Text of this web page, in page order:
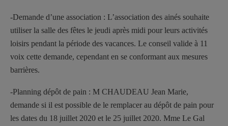
-Demande d’une association : L’association des ainés souhaite
utiliser la salle des fêtes le jeudi après midi pour leurs activités
loisirs pendant la période des vacances. Le conseil valide à 11
voix cette demande, cependant en se conformant aux mesures
barrières.
-Planning dépôt de pain : M CHAUDEAU Jean Marie,
demande si il est possible de le remplacer au dépôt de pain pour
les dates du 18 juillet 2020 et le 25 juillet 2020. Mme Le Gal